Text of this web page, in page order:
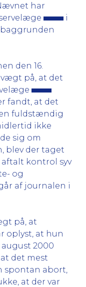
har
i
den 16.
på, at det
fandt, at det
fuldstændig
ikke
sig om
blev der taget
kontrol syv
og
af journalen i
på, at
oplyst, at hun
2000
det mest
spontan abort,
at der var